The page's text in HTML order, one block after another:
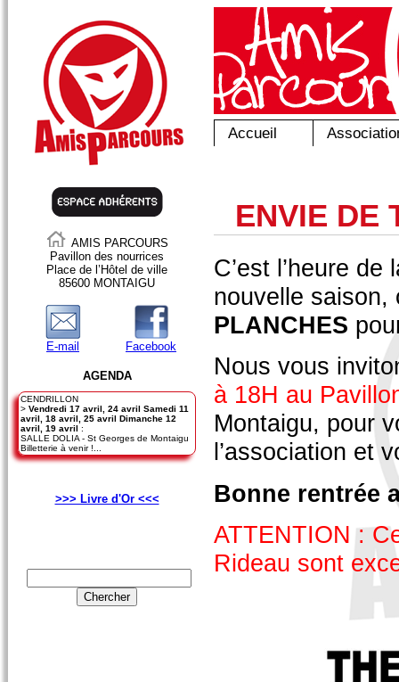
Accueil
ENVIE DE
C’est l’heure
nouvelle
PLANCHES
Nous vous
à 18H au
Montaigu, pour
l’association et
Bonne rentrée
ATTENTION :
Rideau sont
AMIS PARCOURS
Pavillon des nourrices
Place de l’Hôtel de ville
85600 MONTAIGU
E-mail Facebook
AGENDA
CENDRILLON
> Vendredi 17 avril, 24 avril Samedi 11
avril, 18 avril, 25 avril Dimanche 12
avril, 19 avril :
SALLE DOLIA - St Georges de Montaigu
Billetterie à venir !...
>>> Livre d'Or <<<